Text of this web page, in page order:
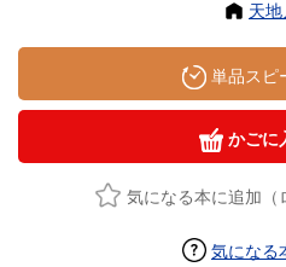
天
単品スピ
かごに
気になる本に追加（
気になる